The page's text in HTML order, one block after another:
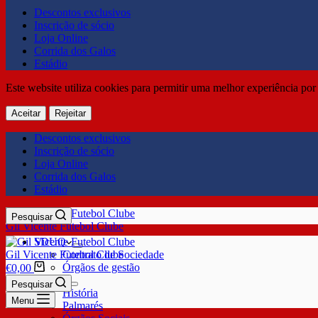
Descontos exclusivos
Inscrição de sócio
Loja Online
Corrida dos Galos
Estádio
Este website utiliza cookies para permitir uma melhor experiência
Aceitar Rejeitar
Descontos exclusivos
Inscrição de sócio
Loja Online
Corrida dos Galos
Estádio
Gil Vicente Futebol Clube
Pesquisar
SDUQ
Contrato de Sociedade
Órgãos de gestão
Clube
História
Palmarés
Gil Vicente Futebol Clube
€0,00
Pesquisar
Menu